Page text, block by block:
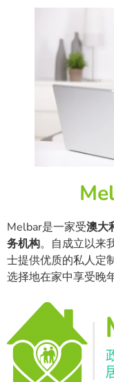
Melbar是一家受澳大
务机构。自成立以来
士提供优质的私人定
选择地在家中享受晚